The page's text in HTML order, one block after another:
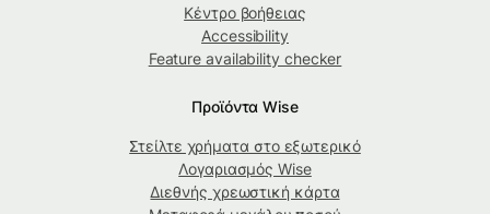
Κέντρο βοήθειας
Accessibility
Feature availability checker
Προϊόντα Wise
Στείλτε χρήματα στο εξωτερικό
Λογαριασμός Wise
Διεθνής χρεωστική κάρτα